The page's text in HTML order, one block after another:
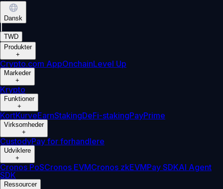
Dansk
TWD
Produkter
+
Crypto.com AppOnchainLevel Up
Markeder
+
Krypto
Funktioner
+
KortKurveEarnStakingDeFi-stakingPayPrime
Virksomheder
+
CustodyPay for forhandlere
Udviklere
+
Cronos PoSCronos EVMCronos zkEVMPay SDKAI Agent
SDK
Ressourcer